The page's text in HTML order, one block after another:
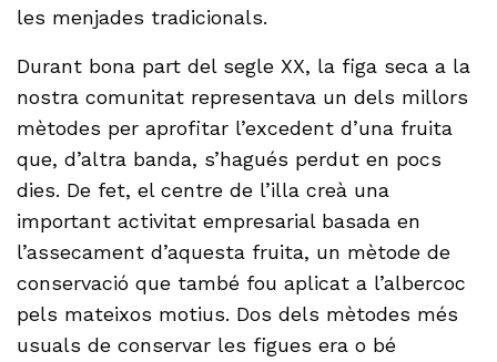
les menjades tradicionals.
Durant bona part del segle XX, la figa seca a la
nostra comunitat representava un dels millors
mètodes per aprofitar l’excedent d’una fruita
que, d’altra banda, s’hagués perdut en pocs
dies. De fet, el centre de l’illa creà una
important activitat empresarial basada en
l’assecament d’aquesta fruita, un mètode de
conservació que també fou aplicat a l’albercoc
pels mateixos motius. Dos dels mètodes més
usuals de conservar les figues era o bé